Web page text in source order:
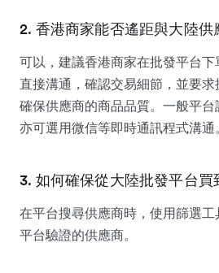
2. 香港商家能否遙距與大陸供
可以，建議香港商家在批發平台
直接溝通，確認交易細節，並要求
確保供應商的商品品質。一般平
亦可選用微信等即時通訊程式溝通。
3. 如何確保從大陸批發平台買
在平台搜尋供應商時，使用篩選
平台驗證的供應商。